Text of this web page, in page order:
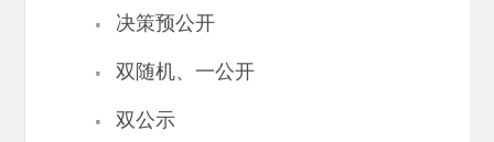
· 决策预公开
· 双随机、一公开
· 双公示